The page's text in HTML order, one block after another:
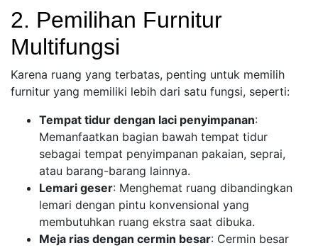
2. Pemilihan Furnitur
Multifungsi
Karena ruang yang terbatas, penting untuk memilih
furnitur yang memiliki lebih dari satu fungsi, seperti:
Tempat tidur dengan laci penyimpanan:
Memanfaatkan bagian bawah tempat tidur
sebagai tempat penyimpanan pakaian, seprai,
atau barang-barang lainnya.
Lemari geser: Menghemat ruang dibandingkan
lemari dengan pintu konvensional yang
membutuhkan ruang ekstra saat dibuka.
Meja rias dengan cermin besar: Cermin besar